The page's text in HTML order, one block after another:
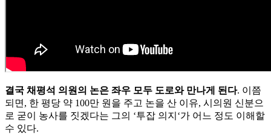
결국 채평석 의원의 논은 좌우 모두 도로와 만나게 된다. 이쯤
되면, 한 평당 약 100만 원을 주고 논을 산 이유, 시의원 신분으
로 굳이 농사를 짓겠다는 그의 ‘투잡 의지‘가 어느 정도 이해할
수 있다.